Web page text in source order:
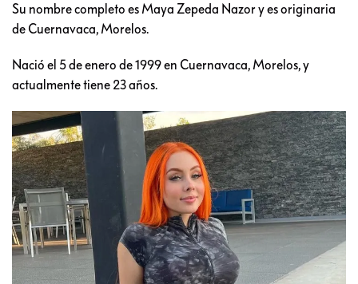
Su nombre completo es Maya Zepeda Nazor y es originaria
de Cuernavaca, Morelos.
Nació el 5 de enero de 1999 en Cuernavaca, Morelos, y
actualmente tiene 23 años.